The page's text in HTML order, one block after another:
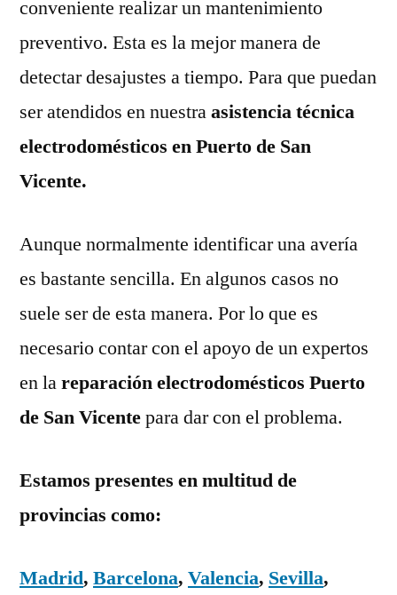
conveniente realizar un mantenimiento
preventivo. Esta es la mejor manera de
detectar desajustes a tiempo. Para que puedan
ser atendidos en nuestraasistencia técnica
electrodomésticos en Puerto de San
Vicente.
Aunque normalmente identificar una avería
es bastante sencilla. En algunos casos no
suele ser de esta manera. Por lo que es
necesario contar con el apoyo de un expertos
en lareparación electrodomésticos Puerto
de San Vicentepara dar con el problema.
Estamos presentes en multitud de
provincias como:
Madrid, Barcelona, Valencia, Sevilla,